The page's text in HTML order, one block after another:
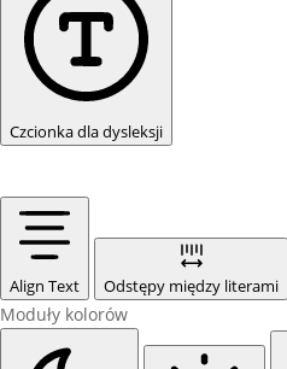
Czcionka dla dysleksji
Align Text Odstępy między literami
Moduły kolorów